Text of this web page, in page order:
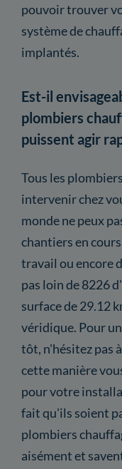
pouvoir trouver
système de
implantés.
Est-il
plombiers
puissent agir
Tous les
intervenir chez
monde ne peux
chantiers en
travail ou encore
pas loin de 8226
surface de 29.12
véridique. Pour
tôt, n'hésitez pas
cette manière
pour votre
fait qu'ils soient
plombiers
aisément et